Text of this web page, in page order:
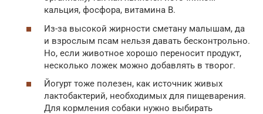
кальция, фосфора, витамина В.
Из-за высокой жирности сметану малышам, да
и взрослым псам нельзя давать бесконтрольно.
Но, если животное хорошо переносит продукт,
несколько ложек можно добавлять в творог.
Йогурт тоже полезен, как источник живых
лактобактерий, необходимых для пищеварения.
Для кормления собаки нужно выбирать